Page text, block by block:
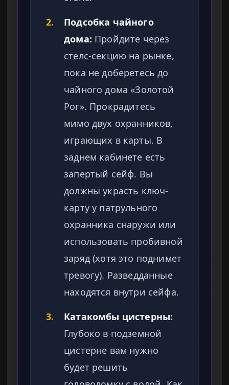
2.
Подсобка чайного
дома: Пройдите через
стелс-секцию на рынке,
пока не доберетесь до
чайного дома «Золотой
Рог». Прокрадитесь
мимо двух охранников,
играющих в карты. В
заднем кабинете есть
запертый сейф. Вы
должны украсть ключ-
карту у патрульного
охранника снаружи или
использовать пробивной
заряд (хотя это поднимет
тревогу). Разведданные
находятся внутри сейфа.
3.
Катакомбы цистерны:
Глубоко в подземной
цистерне вам нужно
будет решить